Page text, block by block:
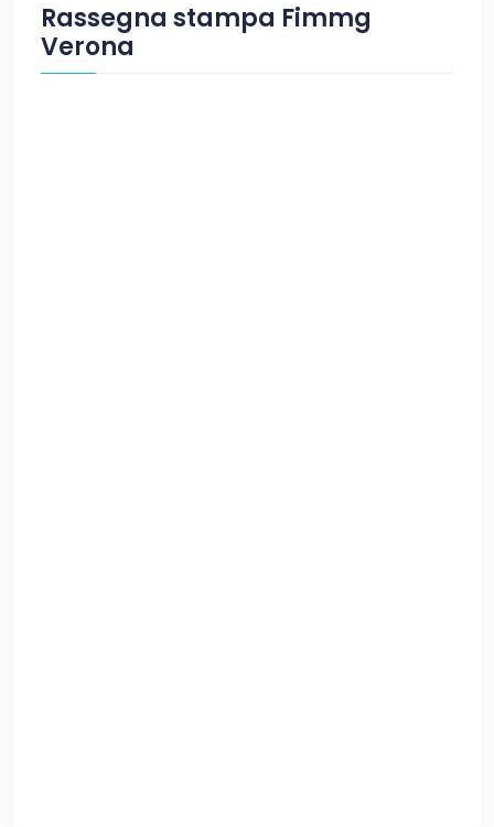
Rassegna stampa Fimmg
Verona